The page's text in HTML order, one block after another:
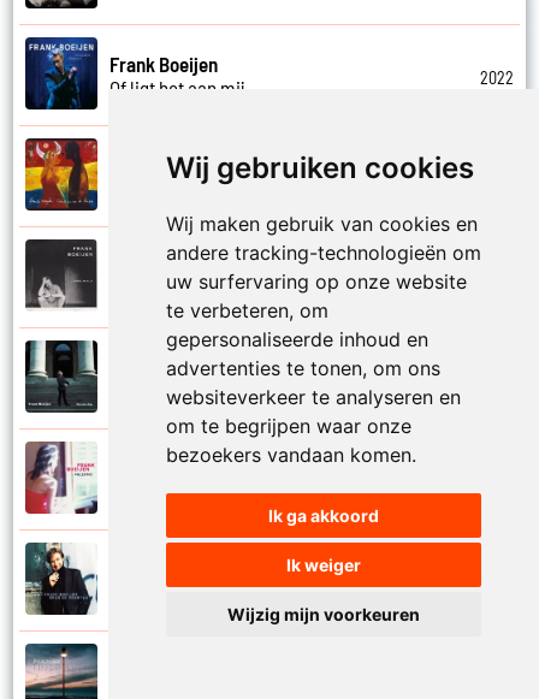
Wij gebruiken cookies
Wij maken gebruik van cookies en
andere tracking-technologieën om
uw surfervaring op onze website
te verbeteren, om
gepersonaliseerde inhoud en
advertenties te tonen, om ons
websiteverkeer te analyseren en
om te begrijpen waar onze
bezoekers vandaan komen.
Ik ga akkoord
Ik weiger
Wijzig mijn voorkeuren
Frank Boeijen
Of ligt het aan mij
2022
Frank Boeijen
Frank Boeijen
Onschuld
Frank Boeijen
Op een dag
Frank Boeijen
Op het terras
Open de poorten